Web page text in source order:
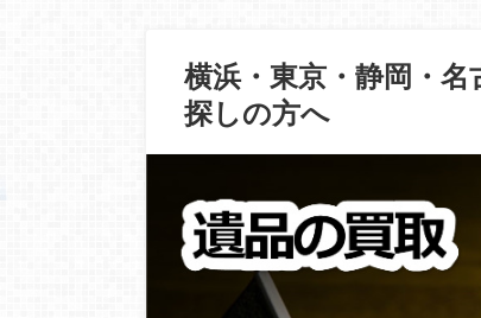
横浜・東京・静岡・
探しの方へ